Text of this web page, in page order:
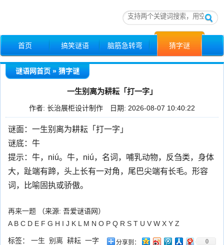
首页 搞笑谜语 脑筋急转弯 猜字谜
成语谜语 动物谜语
地名谜语
猜字谜
谜语网首页 » 猜字谜
一生别离为耕耘「打一字」
作者: 长治展柜设计制作 日期: 2026-08-07 10:40:22
谜面：一生别离为耕耘「打一字」
谜底：牛
提示：牛，niú。牛，niú，名词，哺乳动物，反刍类，身体
大，趾端有蹄，头上长有一对角，尾巴尖端有长毛。形容
词，比喻固执或骄傲。
再来一题 （来源: 吾爱谜语网）
A B C D E F G H I J K L M N O P Q R S T U V W X Y Z
标签： 一生 别离 耕耘 一字 分享到： 0